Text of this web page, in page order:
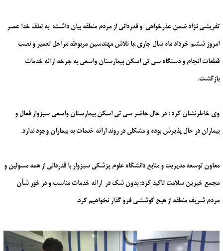
تفریشی نژاد ضمن عذرخواهی و قدردانی از مردم منطقه بیان داشت: به لطف خدا عصر
امروز ششم خرداد ماه سال جاری ،با تلاش مهندسین مربوطه مراحل تعمیر و نصب
قطعات انجام و دستگاه سی تی اسکن بیمارستان واسعی به چرخه ارائه خدمات
بازگشت.
وی خاطرنشان کرد : در حال حاضر سی تی اسکن بیمارستان واسعی سبزوار فعال و
بیماران در حال پذیرش بوده و مشکلی در روند ارائه خدمات به بیماران وجود ندارد.
معاون توسعه مدیریت و منابع دانشگاه علوم پزشکی سبزوار با قدردانی از همه مسولین و
مجمع خیرین سلامت تاکید کرد: بدون شک در ارائه خدمات مناسب و در خور شأن
مردم شریف منطقه از هیچ کوششی فرو گذار نخواهیم کرد.